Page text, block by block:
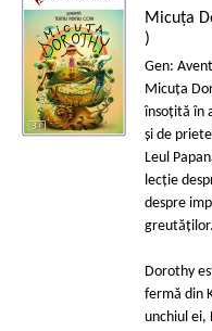
Micuța
)
Gen:
Micuța
însoțită în
și de
Leul
lecție
despre
greutăților.
Dorothy
fermă din
unchiul ei,